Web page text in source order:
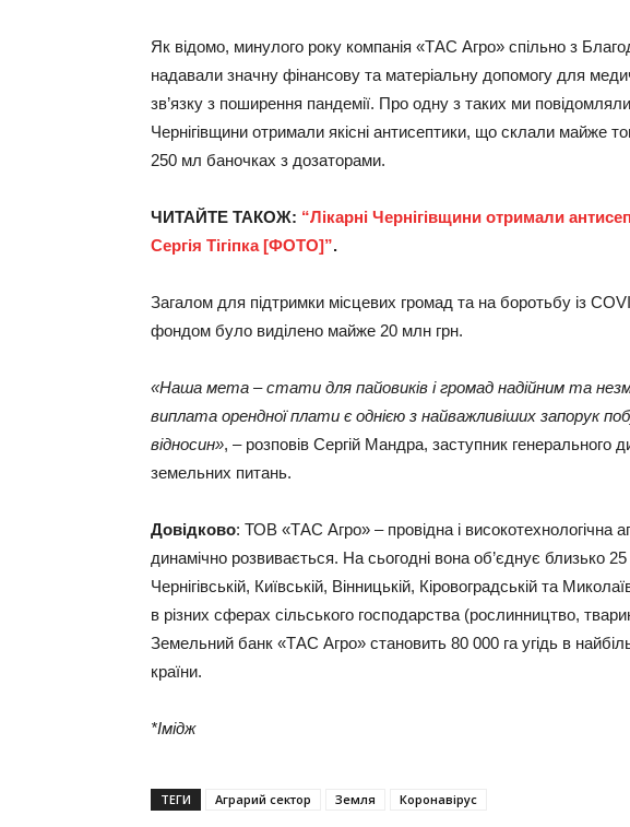
Як відомо, минулого року компанія «ТАС Агро» спільно з
надавали значну фінансову та матеріальну допомогу для
зв’язку з поширення пандемії. Про одну з таких ми
Чернігівщини отримали якісні антисептики, що склали майже
250 мл баночках з дозаторами.
ЧИТАЙТЕ ТАКОЖ: “Лікарні Чернігівщини отримали
Сергія Тігіпка [ФОТО]”.
Загалом для підтримки місцевих громад та на боротьбу із
фондом було виділено майже 20 млн грн.
«Наша мета – стати для пайовиків і громад надійним та
виплата орендної плати є однією з найважливіших запорук
відносин», – розповів Сергій Мандра, заступник
земельних питань.
Довідково: ТОВ «ТАС Агро» – провідна і високотехнологічна
динамічно розвивається. На сьогодні вона об’єднує близько
Чернігівській, Київській, Вінницькій, Кіровоградській та
в різних сферах сільського господарства (рослинництво,
Земельний банк «ТАС Агро» становить 80 000 га угідь в
країни.
*Імідж
ТЕГИ Аграрий сектор Земля Коронавірус